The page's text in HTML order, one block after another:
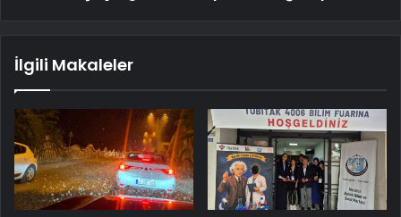
İlgili Makaleler